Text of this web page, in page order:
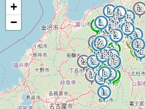
136
135
134
133132
131
130
129
128 127
126
125
124
123
122
121
120
119
118
117
116
115
114
113
112
111
110
109 108
107
106
105
104
103
102
101
100
99
98
97
96
95
94
93
92
91
90
89
88
87
86
85
84
83
82
81
80
79
7877
76
75
74
73
72
71
70
69
66
61
58
57
53
51
45
37
36
35
68
67
65
64
63
62
60
59
56
55
54
52
50
49
48
47
46
44
43
42
41
40
39
38
22
34
33
32
31
30
29
28
27
26
25
24
23
21
20
19
18
17
16
15
14
13
12
11
10 9
8
7
6
5
4
3
2
1
+
−